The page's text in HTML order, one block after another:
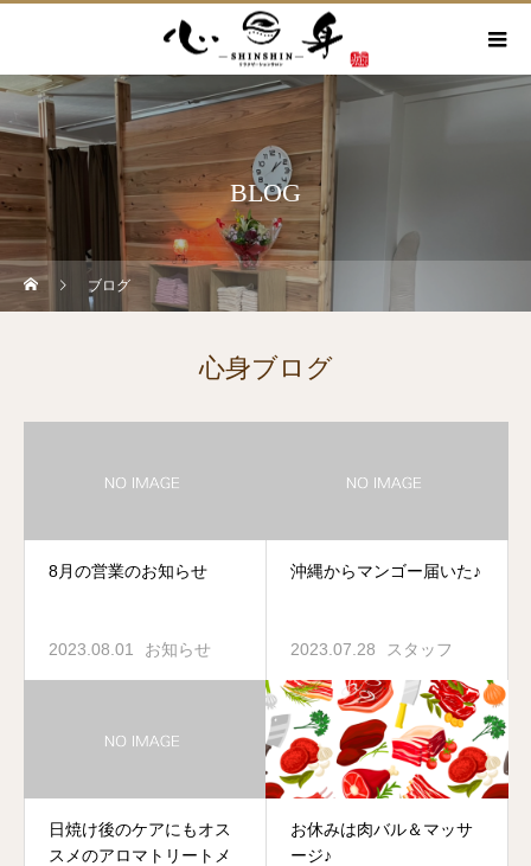
BLOG
ブログ
心身ブログ
8月の営業のお知らせ
2023.08.01 お知らせ
沖縄からマンゴー届いた♪
2023.07.28 スタッフ
日焼け後のケアにもオス
スメのアロマトリートメ
お休みは肉バル＆マッサ
ージ♪